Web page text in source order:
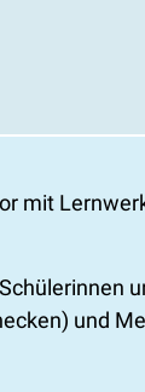
mit
und